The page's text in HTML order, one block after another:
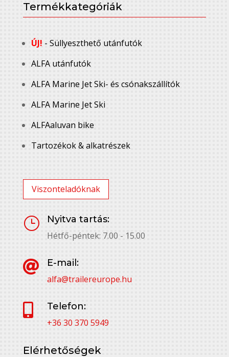
Termékkategóriák
ÚJ! - Süllyeszthető utánfutók
ALFA utánfutók
ALFA Marine Jet Ski- és csónakszállítók
ALFA Marine Jet Ski
ALFAaluvan bike
Tartozékok & alkatrészek
Viszonteladóknak
}
Nyitva tartás:
Hétfő-péntek: 7.00 - 15.00

E-mail:
alfa@trailereurope.hu

Telefon:
+36 30 370 5949
Elérhetőségek